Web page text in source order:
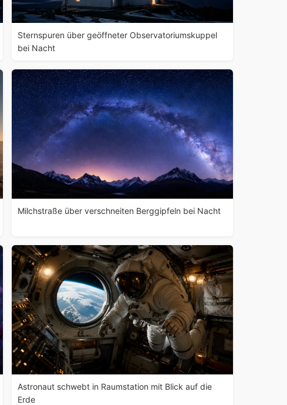
Sternspuren über geöffneter Observatoriumskuppel
bei Nacht
Milchstraße über verschneiten Berggipfeln bei Nacht
Astronaut schwebt in Raumstation mit Blick auf die
Erde